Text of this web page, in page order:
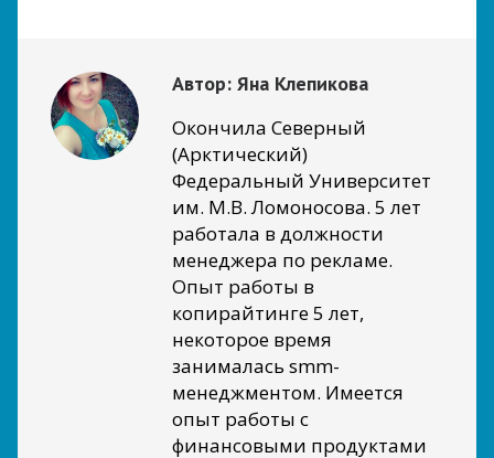
Автор: Яна Клепикова
Окончила Северный
(Арктический)
Федеральный Университет
им. М.В. Ломоносова. 5 лет
работала в должности
менеджера по рекламе.
Опыт работы в
копирайтинге 5 лет,
некоторое время
занималась smm-
менеджментом. Имеется
опыт работы с
финансовыми продуктами